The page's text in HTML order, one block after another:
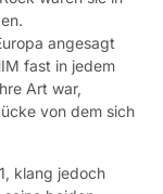
angesagt
fast in jedem
Art war,
von dem sich
klang jedoch